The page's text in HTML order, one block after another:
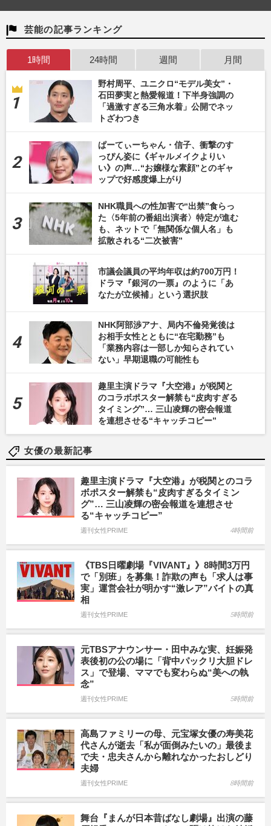
芸能の記事ランキング
1時間 24時間 週間 月間
野村周平、ユニクロ“モデル美女”・
石田夢実と熱愛報道！下半身強調の
「過激すぎる三角水着」公開でネッ
トざわつき
ぱーてぃーちゃん・信子、衝撃のす
っぴん姿に《ギャルメイクよりい
い》の声…“お嬢様な素顔”とのギャ
ップで好感度爆上がり
NHK職員への性加害で“出禁”食らっ
た〈5年前の番組出演者〉特定が進む
も、ネットで「無関係な個人名」も
拡散される“二次被害”
市議会議員の平均年収は約700万円！
ドラマ『銀河の一票』のように「あ
なたが立候補」という選択肢
NHK阿部渉アナ、局内不倫発覚後は
お相手女性とともに“在宅勤務”も
「業務内容は一部しか知らされてい
ない」早期退職の可能性も
趣里主演ドラマ『大空港』が税関と
のコラボポスター解禁も“皮肉すぎる
タイミング”… 三山凌輝の密会報道
を連想させる“キャッチコピー”
女優の最新記事
趣里主演ドラマ『大空港』が税関とのコラ
ボポスター解禁も“皮肉すぎるタイミン
グ”… 三山凌輝の密会報道を連想させ
る“キャッチコピー”
週刊女性PRIME 4時間前
《TBS日曜劇場『VIVANT』》8時間3万円
で「別班」を募集！詐欺の声も「求人は事
実」運営会社が明かす“激レア”バイトの真
相
週刊女性PRIME 5時間前
元TBSアナウンサー・田中みな実、妊娠発
表後初の公の場に「背中パックリ大胆ドレ
ス」で登場、ママでも変わらぬ“美への執
念”
週刊女性PRIME 5時間前
高島ファミリーの母、元宝塚女優の寿美花
代さんが逝去「私が面倒みたいの」最後ま
で夫・忠夫さんから離れなかったおしどり
夫婦
週刊女性PRIME 8時間前
舞台『まんが日本昔ばなし劇場』出演の藤